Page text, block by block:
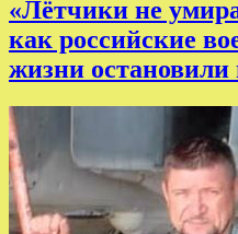
«Лётчики не
как российские
жизни